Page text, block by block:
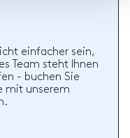
einfacher sein,
Team steht Ihnen
- buchen Sie
mit unserem